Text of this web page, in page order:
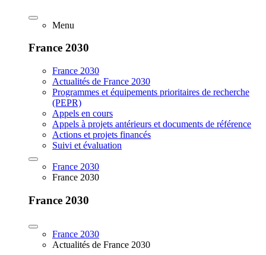
Menu
France 2030
France 2030
Actualités de France 2030
Programmes et équipements prioritaires de recherche
(PEPR)
Appels en cours
Appels à projets antérieurs et documents de référence
Actions et projets financés
Suivi et évaluation
France 2030
France 2030
France 2030
France 2030
Actualités de France 2030